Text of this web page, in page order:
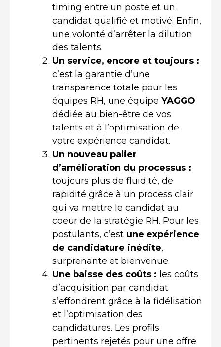
timing entre un poste et un
candidat qualifié et motivé. Enfin,
une volonté d’arrêter la dilution
des talents.
Un service, encore et toujours :
c’est la garantie d’une
transparence totale pour les
équipes RH, une équipe YAGGO
dédiée au bien-être de vos
talents et à l’optimisation de
votre expérience candidat.
Un nouveau palier
d’amélioration du processus :
toujours plus de fluidité, de
rapidité grâce à un process clair
qui va mettre le candidat au
coeur de la stratégie RH. Pour les
postulants, c’est une expérience
de candidature inédite,
surprenante et bienvenue.
Une baisse des coûts : les coûts
d’acquisition par candidat
s’effondrent grâce à la fidélisation
et l’optimisation des
candidatures. Les profils
pertinents rejetés pour une offre